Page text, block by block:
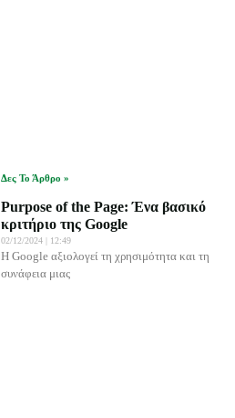
Δες Το Άρθρο »
Purpose of the Page: Ένα βασικό
κριτήριο της Google
02/12/2024 12:49
Η Google αξιολογεί τη χρησιμότητα και τη
συνάφεια μιας